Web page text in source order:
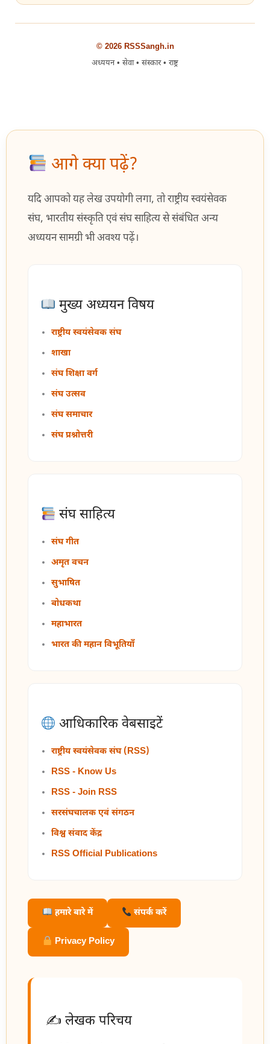
© 2026 RSSSangh.in
अध्ययन • सेवा • संस्कार • राष्ट्र
आगे क्या पढ़ें?
यदि आपको यह लेख उपयोगी लगा, तो राष्ट्रीय स्वयंसेवक
संघ, भारतीय संस्कृति एवं संघ साहित्य से संबंधित अन्य
अध्ययन सामग्री भी अवश्य पढ़ें।
मुख्य अध्ययन विषय
राष्ट्रीय स्वयंसेवक संघ
शाखा
संघ शिक्षा वर्ग
संघ उत्सव
संघ समाचार
संघ प्रश्नोत्तरी
संघ साहित्य
संघ गीत
अमृत वचन
सुभाषित
बोधकथा
महाभारत
भारत की महान विभूतियाँ
आधिकारिक वेबसाइटें
राष्ट्रीय स्वयंसेवक संघ (RSS)
RSS - Know Us
RSS - Join RSS
सरसंघचालक एवं संगठन
विश्व संवाद केंद्र
RSS Official Publications
हमारे बारे में संपर्क करें
Privacy Policy
✍️ लेखक परिचय